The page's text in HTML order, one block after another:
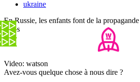
ukraine
En Russie, les enfants font de la
tanks
Video: watson
Avez-vous quelque chose à nous dire ?